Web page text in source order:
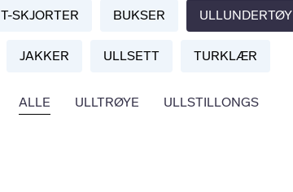
T-SKJORTER BUKSER ULLUNDERTØY
JAKKER ULLSETT TURKLÆR
ALLE ULLTRØYE ULLSTILLONGS